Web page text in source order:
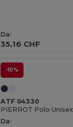
Da:
35,16 CHF
-10%
ATF 04330
PIERROT Polo Unisex
Da: